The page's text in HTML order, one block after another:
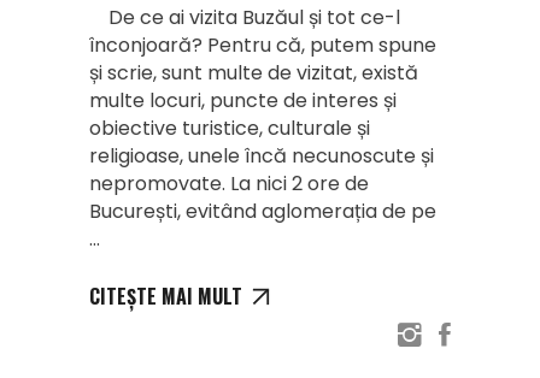
De ce ai vizita Buzăul și tot ce-l
înconjoară? Pentru că, putem spune
și scrie, sunt multe de vizitat, există
multe locuri, puncte de interes și
obiective turistice, culturale și
religioase, unele încă necunoscute și
nepromovate. La nici 2 ore de
București, evitând aglomerația de pe
CITEȘTE MAI MULT